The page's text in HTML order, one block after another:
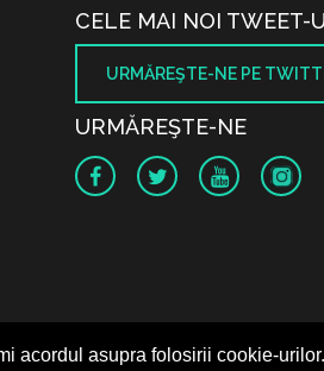
acordul asupra folosirii cookie-urilor.
CELE MAI NOI TWEET-
URMĂREŞTE-NE PE
URMĂREŞTE-NE